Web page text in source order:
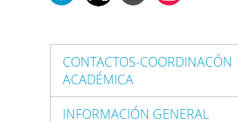
CONTACTOS-COORDINACÓN
ACADÉMICA
INFORMACIÓN GENERAL